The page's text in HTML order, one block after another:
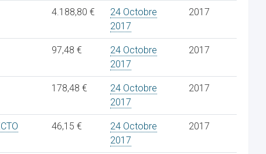
4.188,80 €
24 Octobre
2017
2017
97,48 €
24 Octobre
2017
2017
178,48 €
24 Octobre
2017
2017
46,15 €
24 Octobre
2017
2017